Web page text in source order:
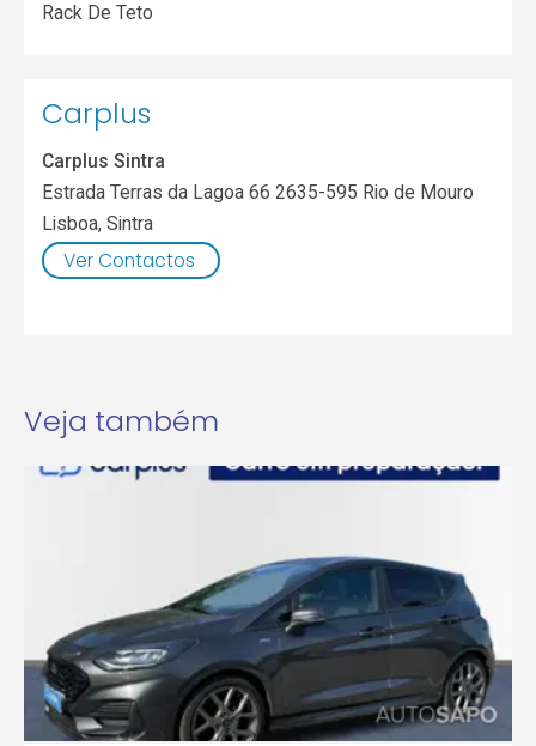
Rack De Teto
Carplus
Carplus Sintra
Estrada Terras da Lagoa 66 2635-595 Rio de Mouro
Lisboa,Sintra
Ver Contactos
Veja também